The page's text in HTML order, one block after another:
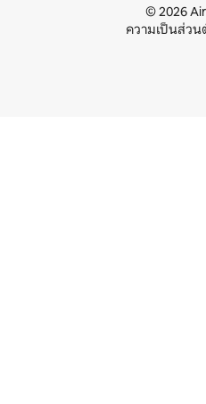
© 2026
ความเป็นส่วน